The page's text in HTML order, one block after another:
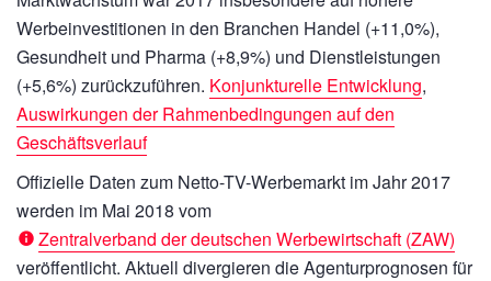
Werbeinvestitionen in den Branchen Handel (+11,0%),
Gesundheit und Pharma (+8,9%) und Dienstleistungen
(+5,6%) zurückzuführen. Konjunkturelle Entwicklung,
Auswirkungen der Rahmenbedingungen auf den
Geschäftsverlauf
Offizielle Daten zum Netto-TV-Werbemarkt im Jahr 2017
werden im Mai 2018 vom
Zentralverband der deutschen Werbewirtschaft (ZAW)
veröffentlicht. Aktuell divergieren die Agenturprognosen für